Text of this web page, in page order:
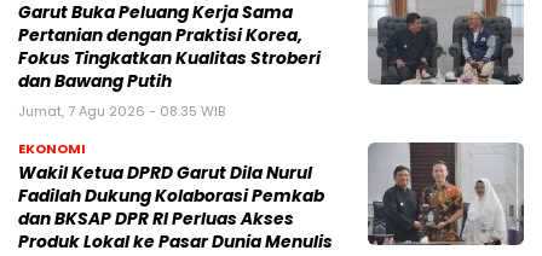
Garut Buka Peluang Kerja Sama
Pertanian dengan Praktisi Korea,
Fokus Tingkatkan Kualitas Stroberi
dan Bawang Putih
Jumat, 7 Agu 2026 - 08:35 WIB
EKONOMI
Wakil Ketua DPRD Garut Dila Nurul
Fadilah Dukung Kolaborasi Pemkab
dan BKSAP DPR RI Perluas Akses
Produk Lokal ke Pasar Dunia Menulis